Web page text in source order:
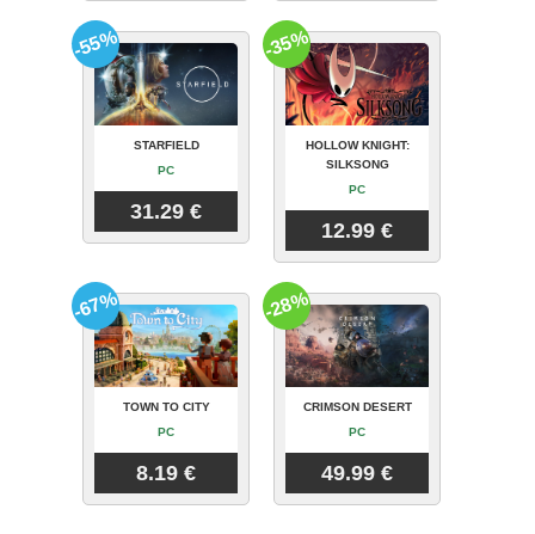
STARFIELD
PC
31.29 €
-55%
HOLLOW KNIGHT:
SILKSONG
PC
12.99 €
-35%
TOWN TO CITY
PC
8.19 €
-67%
CRIMSON DESERT
PC
49.99 €
-28%